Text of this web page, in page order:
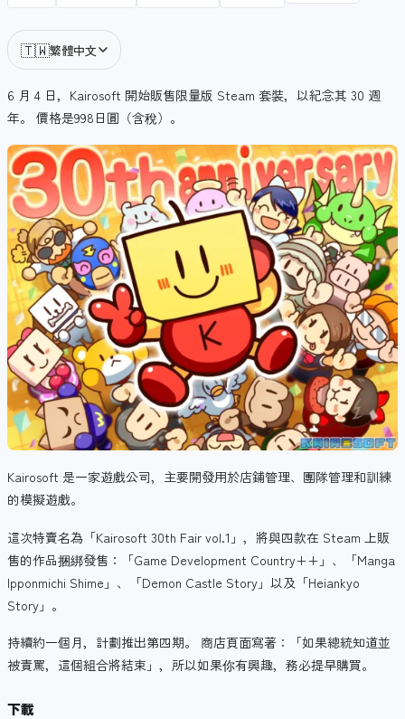
🇹🇼繁體中文
6 月 4 日，Kairosoft 開始販售限量版 Steam 套裝，以紀念其 30 週
年。 價格是998日圓（含稅）。
Kairosoft 是一家遊戲公司，主要開發用於店鋪管理、團隊管理和訓練
的模擬遊戲。
這次特賣名為「Kairosoft 30th Fair vol.1」，將與四款在 Steam 上販
售的作品捆綁發售：「Game Development Country++」、「Manga
Ipponmichi Shime」、「Demon Castle Story」以及「Heiankyo
Story」。
持續約一個月，計劃推出第四期。 商店頁面寫著：「如果總統知道並
被責罵，這個組合將結束」，所以如果你有興趣，務必提早購買。
下載